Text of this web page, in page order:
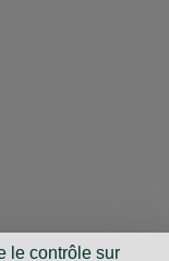
le contrôle sur